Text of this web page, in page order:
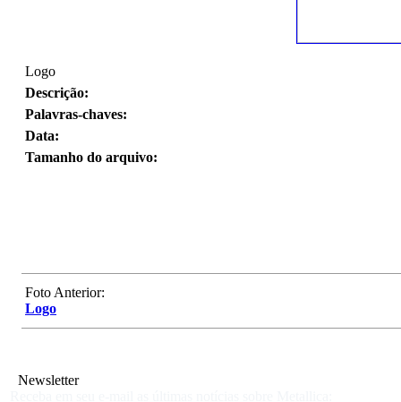
Logo
Descrição:
Palavras-chaves:
Data:
Tamanho do arquivo:
Foto Anterior:
Logo
Newsletter